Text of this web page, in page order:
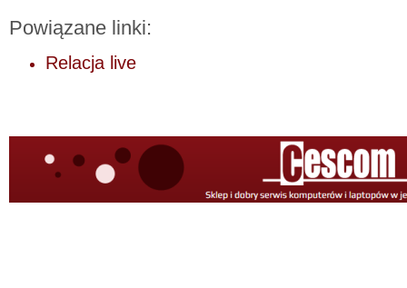
Powiązane linki:
Relacja live